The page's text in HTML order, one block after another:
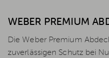
WEBER PREMIUM
Die Weber Premium
zuverlässigen Schutz bei